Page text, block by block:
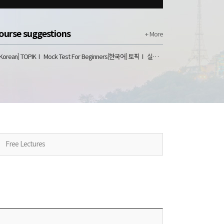
suggestions
TOPIKⅠ Mock Test For Beginners[한국어] 토픽Ⅰ 실전모의고사 3회
+ More
Free Lectures